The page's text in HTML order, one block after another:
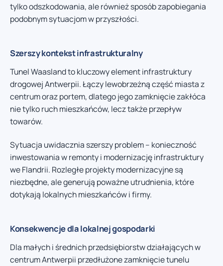
tylko odszkodowania, ale również sposób zapobiegania
podobnym sytuacjom w przyszłości.
Szerszy kontekst infrastrukturalny
Tunel Waasland to kluczowy element infrastruktury
drogowej Antwerpii. Łączy lewobrzeżną część miasta z
centrum oraz portem, dlatego jego zamknięcie zakłóca
nie tylko ruch mieszkańców, lecz także przepływ
towarów.
Sytuacja uwidacznia szerszy problem – konieczność
inwestowania w remonty i modernizację infrastruktury
we Flandrii. Rozległe projekty modernizacyjne są
niezbędne, ale generują poważne utrudnienia, które
dotykają lokalnych mieszkańców i firmy.
Konsekwencje dla lokalnej gospodarki
Dla małych i średnich przedsiębiorstw działających w
centrum Antwerpii przedłużone zamknięcie tunelu